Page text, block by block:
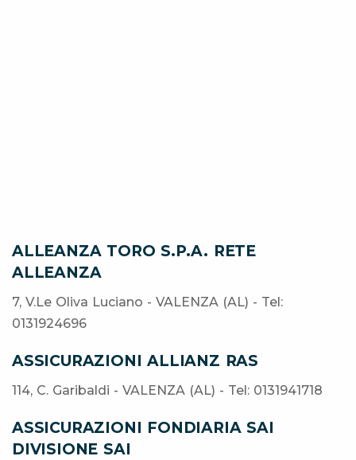
ALLEANZA TORO S.P.A. RETE
ALLEANZA
7, V.Le Oliva Luciano - VALENZA (AL) - Tel:
0131924696
ASSICURAZIONI ALLIANZ RAS
114, C. Garibaldi - VALENZA (AL) - Tel: 0131941718
ASSICURAZIONI FONDIARIA SAI
DIVISIONE SAI